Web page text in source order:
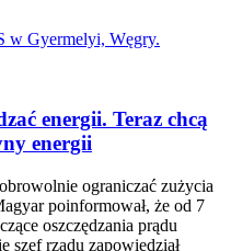
energii. Teraz chcą
energii
ograniczać zużycia
poinformował, że od 7
oszczędzania prądu
szef rządu zapowiedział